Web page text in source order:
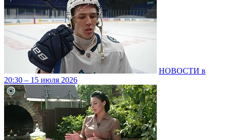
НОВОСТИ в
20:30 – 15 июля 2026